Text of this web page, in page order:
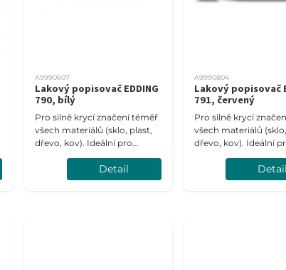
A9990607
Lakový popisovač EDDING
790, bílý
Pro silně krycí značení téměř
všech materiálů (sklo, plast,
dřevo, kov). Ideální pro
tmavé a průsvitné materiály.
Šíře stopy 2-3 mm.
Detail
A9990804
Lakový popisovač
791, červený
Pro silně krycí
všech materiálů
dřevo, kov). Ideální
tmavé a průsvitné
Šíře stopy 1-2 mm.Detail